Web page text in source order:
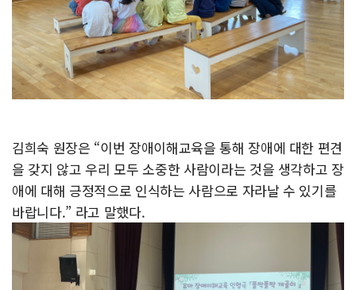
김희숙 원장은 “이번 장애이해교육을 통해 장애에 대한 편견
을 갖지 않고 우리 모두 소중한 사람이라는 것을 생각하고 장
애에 대해 긍정적으로 인식하는 사람으로 자라날 수 있기를
바랍니다.” 라고 말했다.